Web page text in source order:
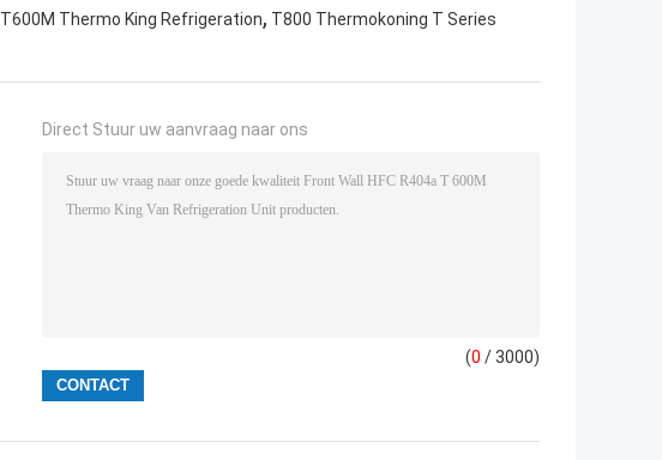
T600M Thermo King Refrigeration, T800 Thermokoning T Series
Direct Stuur uw aanvraag naar ons
(0 / 3000)